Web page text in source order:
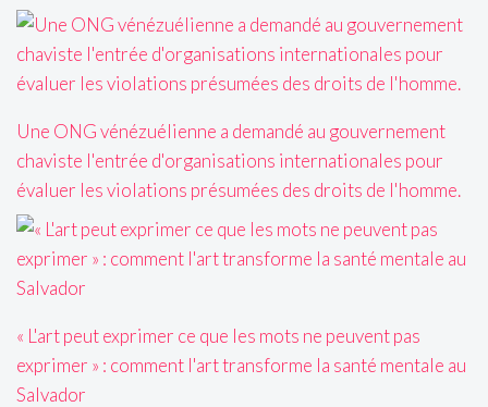
Une ONG vénézuélienne a demandé au gouvernement
chaviste l'entrée d'organisations internationales pour
évaluer les violations présumées des droits de l'homme.
« L'art peut exprimer ce que les mots ne peuvent pas
exprimer » : comment l'art transforme la santé mentale au
Salvador